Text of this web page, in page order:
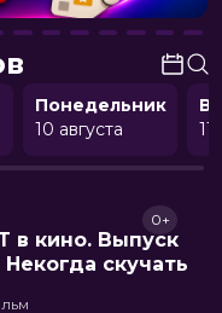
Понедельник
10 августа
11
в кино. Выпуск
скучать
0+